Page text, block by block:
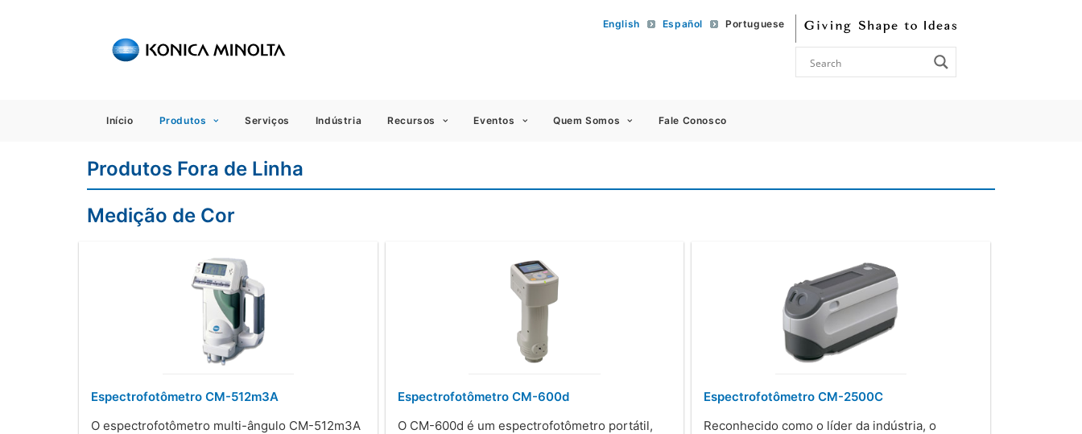
English Español Portuguese
Início Produtos Serviços Indústria Recursos Eventos Quem Somos Fale Conosco
Produtos Fora de Linha
Medição de Cor
Espectrofotômetro CM-512m3A
O espectrofotômetro multi-ângulo CM-512m3A
Espectrofotômetro CM-600d
O CM-600d é um espectrofotômetro portátil,
Espectrofotômetro CM-2500C
Reconhecido como o líder da indústria, o